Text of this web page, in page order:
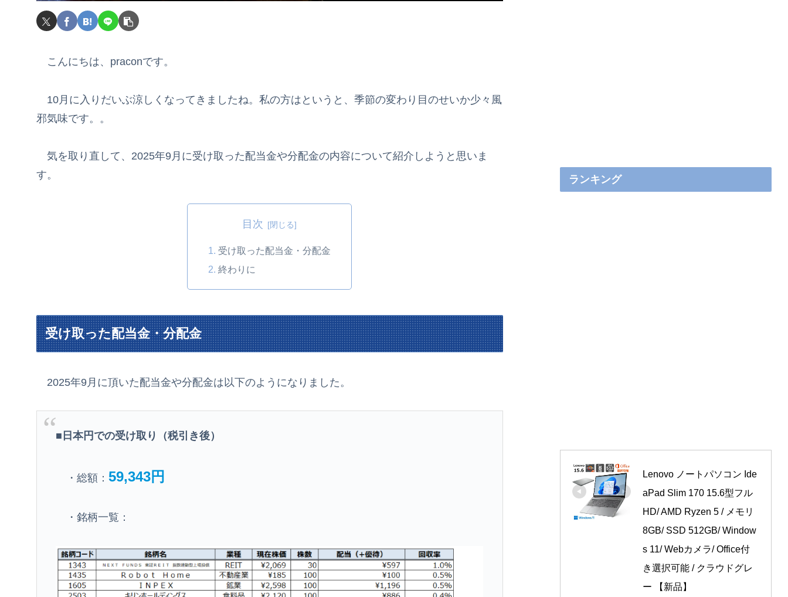
こんにちは、praconです。
10月に入りだいぶ涼しくなってきましたね。私の方はというと、季節の変わり目のせいか少々風
邪気味です。。
気を取り直して、2025年9月に受け取った配当金や分配金の内容について紹介しようと思いま
す。
目次
受け取った配当金・分配金
終わりに
受け取った配当金・分配金
2025年9月に頂いた配当金や分配金は以下のようになりました。
■日本円での受け取り（税引き後）
・総額：59,343円
・銘柄一覧：
ランキング
Lenovo ノートパソコン Ide
aPad Slim 170 15.6型フル
HD/ AMD Ryzen 5 / メモリ
8GB/ SSD 512GB/ Window
s 11/ Webカメラ/ Office付
き選択可能 / クラウドグレ
ー 【新品】